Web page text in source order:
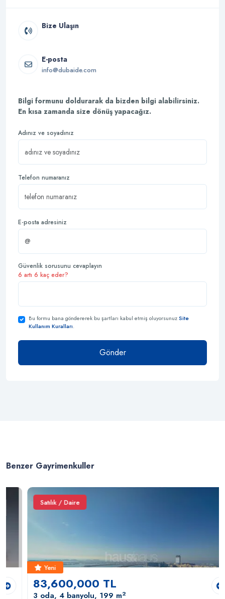
Bize Ulaşın
E-posta
info@dubaide.com
Bilgi formunu doldurarak da bizden bilgi alabilirsiniz.
En kısa zamanda size dönüş yapacağız.
Adınız ve soyadınız
Telefon numaranız
E-posta adresiniz
Güvenlik sorusunu cevaplayın
6 artı 6 kaç eder?
Bu formu bana göndererek bu şartları kabul etmiş oluyorsunuzSite
Kullanım Kuralları.
Gönder
Benzer Gayrimenkuller
Satılık / Daire
Yeni
83,600,000 TL
3 oda, 4 banyolu, 199 m2